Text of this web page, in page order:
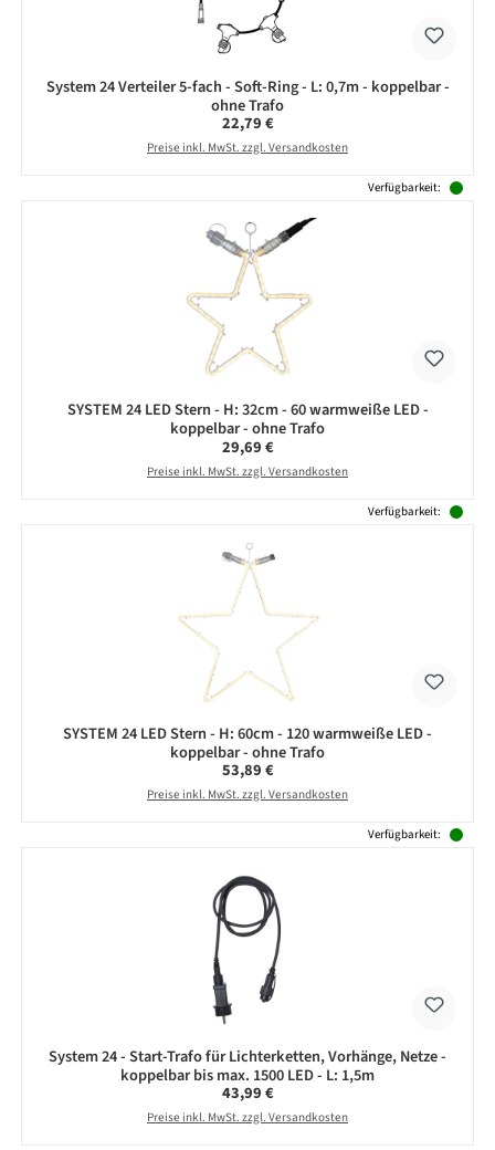
System 24 Verteiler 5-fach - Soft-Ring - L: 0,7m - koppelbar -
ohne Trafo
Regulärer Preis:
22,79 €
Preise inkl. MwSt. zzgl. Versandkosten
Verfügbarkeit:
SYSTEM 24 LED Stern - H: 32cm - 60 warmweiße LED -
koppelbar - ohne Trafo
Regulärer Preis:
29,69 €
Preise inkl. MwSt. zzgl. Versandkosten
Verfügbarkeit:
SYSTEM 24 LED Stern - H: 60cm - 120 warmweiße LED -
koppelbar - ohne Trafo
Regulärer Preis:
53,89 €
Preise inkl. MwSt. zzgl. Versandkosten
Verfügbarkeit:
System 24 - Start-Trafo für Lichterketten, Vorhänge, Netze -
koppelbar bis max. 1500 LED - L: 1,5m
Regulärer Preis:
43,99 €
Preise inkl. MwSt. zzgl. Versandkosten